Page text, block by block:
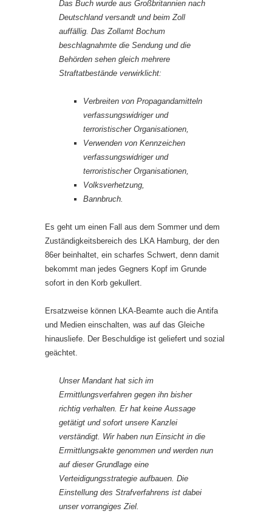
Das Buch wurde aus Großbritannien nach
Deutschland versandt und beim Zoll
auffällig. Das Zollamt Bochum
beschlagnahmte die Sendung und die
Behörden sehen gleich mehrere
Straftatbestände verwirklicht:
Verbreiten von Propagandamitteln
verfassungswidriger und
terroristischer Organisationen,
Verwenden von Kennzeichen
verfassungswidriger und
terroristischer Organisationen,
Volksverhetzung,
Bannbruch.
Es geht um einen Fall aus dem Sommer und dem
Zuständigkeitsbereich des LKA Hamburg, der den
86er beinhaltet, ein scharfes Schwert, denn damit
bekommt man jedes Gegners Kopf im Grunde
sofort in den Korb gekullert.
Ersatzweise können LKA-Beamte auch die Antifa
und Medien einschalten, was auf das Gleiche
hinausliefe. Der Beschuldige ist geliefert und sozial
geächtet.
Unser Mandant hat sich im
Ermittlungsverfahren gegen ihn bisher
richtig verhalten. Er hat keine Aussage
getätigt und sofort unsere Kanzlei
ver­ständigt. Wir haben nun Einsicht in die
Ermittlungsakte genommen und werden nun
auf dieser Grundlage eine
Verteidigungsstrategie aufbauen. Die
Einstellung des Strafverfahrens ist dabei
unser vorrangiges Ziel.